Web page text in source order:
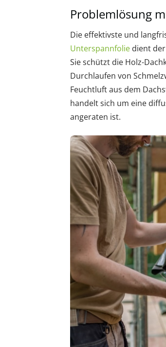
Problemlösung
Die effektivste und
Unterspannfolie dient
Sie schützt die Holz-
Durchlaufen von
Feuchtluft aus dem
handelt sich um eine
angeraten ist.